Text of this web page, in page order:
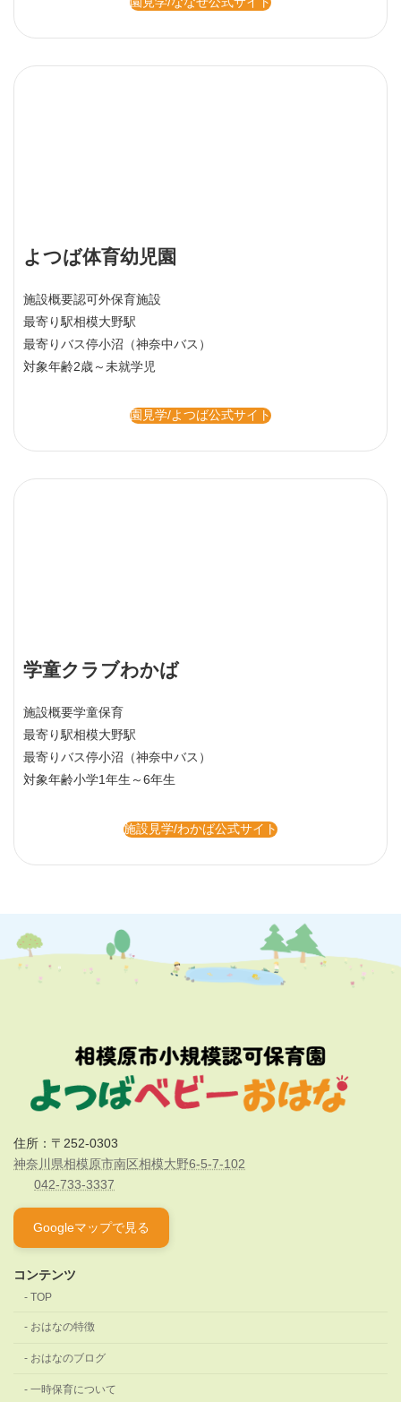
よつば体育幼児園
施設概要認可外保育施設
最寄り駅相模大野駅
最寄りバス停小沼（神奈中バス）
対象年齢2歳～未就学児
園見学/よつば公式サイト
学童クラブわかば
施設概要学童保育
最寄り駅相模大野駅
小学1年生～6年生
住所：〒252-0303
神奈川県相模原市南区相模大野6-5-7-102
042-733-3337
Googleマップで見る
コンテンツ